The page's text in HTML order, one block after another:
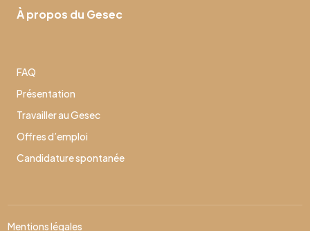
À propos du Gesec
FAQ
Présentation
Travailler au Gesec
Offres d’emploi
Candidature spontanée
Mentions légales